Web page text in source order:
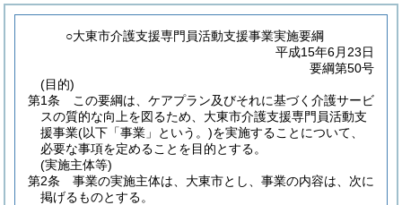
○大東市介護支援専門員活動支援事業実施要綱
平成15年6月23日
要綱第50号
(目的)
第1条
この要綱は、ケアプラン及びそれに基づく介護サービ
スの質的な向上を図るため、大東市介護支援専門員活動支
援事業(以下「事業」という。)を実施することについて、
必要な事項を定めることを目的とする。
(実施主体等)
第2条
事業の実施主体は、大東市とし、事業の内容は、次に
掲げるものとする。